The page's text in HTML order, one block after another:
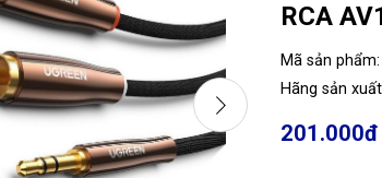
RCA
Mã sản phẩm:
Hãng sản
201.000đ